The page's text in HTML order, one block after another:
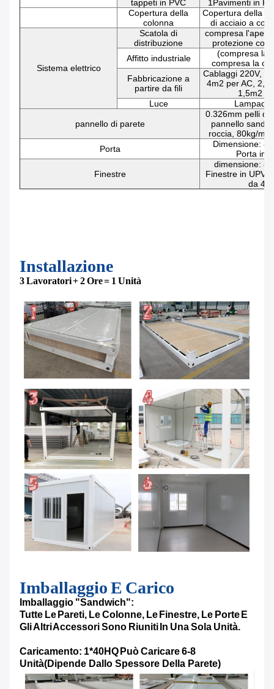
tappeti in PVC
1Pavimenti in
Copertura della
colonna
Copertura della
di acciaio a
Sistema elettrico
Scatola di
distribuzione
compresa
protezione
Affitto industriale
(compresa la
compresa la
Fabbricazione a
partire da fili
Cablaggi 220V,
4m2 per AC,
1,5m2
Luce
Lampade
pannello di parete
0.326mm pelli
pannello
roccia, 80kg/m3
Porta
Dimensione:
Porta in
Finestre
dimensione:
Finestre in
da 4
Installazione
3 Lavoratori + 2 Ore = 1 Unità
Imballaggio E Carico
Imballaggio "sandwich":
Tutte Le Pareti, Le Colonne, Le Finestre, Le Porte E
Gli Altri Accessori Sono Riuniti In Una Sola Unità.
Caricamento: 1*40HQ Può Caricare 6-8
Unità(Dipende Dallo Spessore Della Parete)